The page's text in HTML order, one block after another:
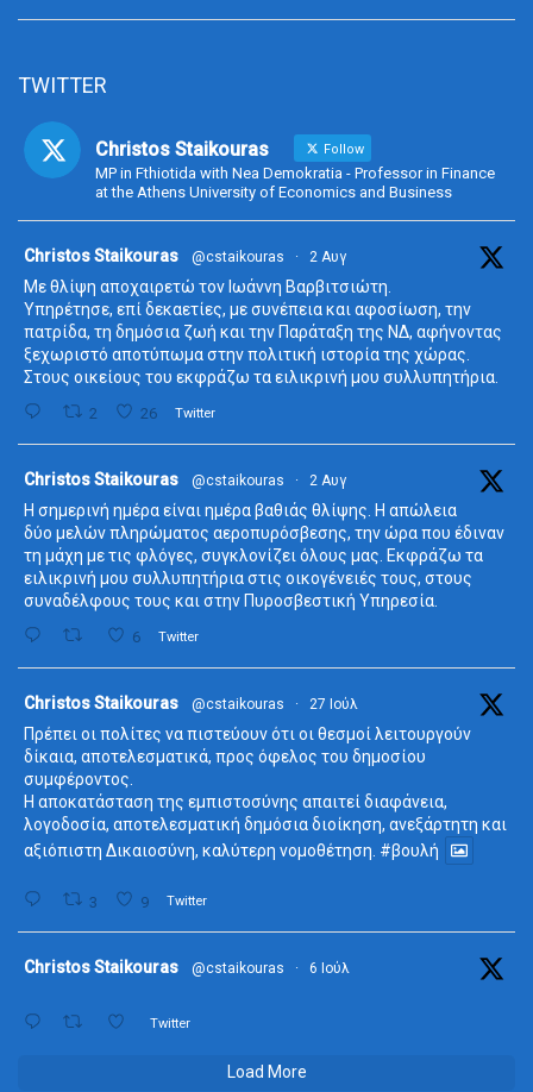
TWITTER
Christos Staikouras Follow
MP in Fthiotida with Nea Demokratia - Professor in Finance
at the Athens University of Economics and Business
Christos Staikouras @cstaikouras · 2 Αυγ
Με θλίψη αποχαιρετώ τον Ιωάννη Βαρβιτσιώτη.
Υπηρέτησε, επί δεκαετίες, με συνέπεια και αφοσίωση, την
πατρίδα, τη δημόσια ζωή και την Παράταξη της ΝΔ, αφήνοντας
ξεχωριστό αποτύπωμα στην πολιτική ιστορία της χώρας.
Στους οικείους του εκφράζω τα ειλικρινή μου συλλυπητήρια.
2 26 Twitter
Christos Staikouras @cstaikouras · 2 Αυγ
Η σημερινή ημέρα είναι ημέρα βαθιάς θλίψης. Η απώλεια
δύο μελών πληρώματος αεροπυρόσβεσης, την ώρα που έδιναν
τη μάχη με τις φλόγες, συγκλονίζει όλους μας. Εκφράζω τα
ειλικρινή μου συλλυπητήρια στις οικογένειές τους, στους
συναδέλφους τους και στην Πυροσβεστική Υπηρεσία.
6 Twitter
Christos Staikouras @cstaikouras · 27 Ιούλ
Πρέπει οι πολίτες να πιστεύουν ότι οι θεσμοί λειτουργούν
δίκαια, αποτελεσματικά, προς όφελος του δημοσίου
συμφέροντος.
Η αποκατάσταση της εμπιστοσύνης απαιτεί διαφάνεια,
λογοδοσία, αποτελεσματική δημόσια διοίκηση, ανεξάρτητη και
αξιόπιστη Δικαιοσύνη, καλύτερη νομοθέτηση. #βουλή
3 9 Twitter
Christos Staikouras @cstaikouras · 6 Ιούλ
Twitter
Load More